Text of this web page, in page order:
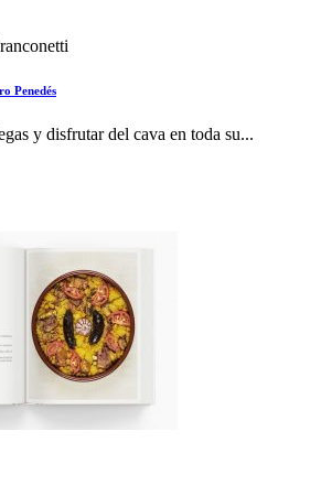
Penedés
y disfrutar del cava en toda su...